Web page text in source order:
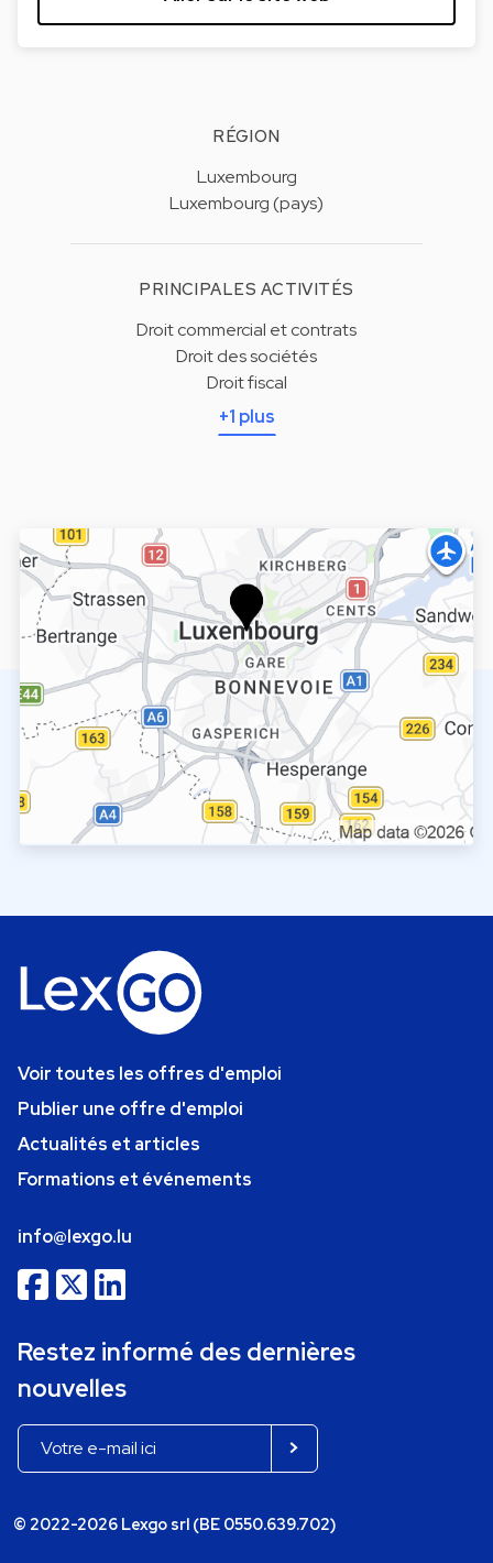
RÉGION
Luxembourg
Luxembourg (pays)
PRINCIPALES ACTIVITÉS
Droit commercial et contrats
Droit des sociétés
Droit fiscal
+1 plus
Voir toutes les offres d'emploi
Publier une offre d'emploi
Actualités et articles
Formations et événements
info@lexgo.lu
Restez informé des dernières
nouvelles
© 2022-2026 Lexgo srl (BE 0550.639.702)